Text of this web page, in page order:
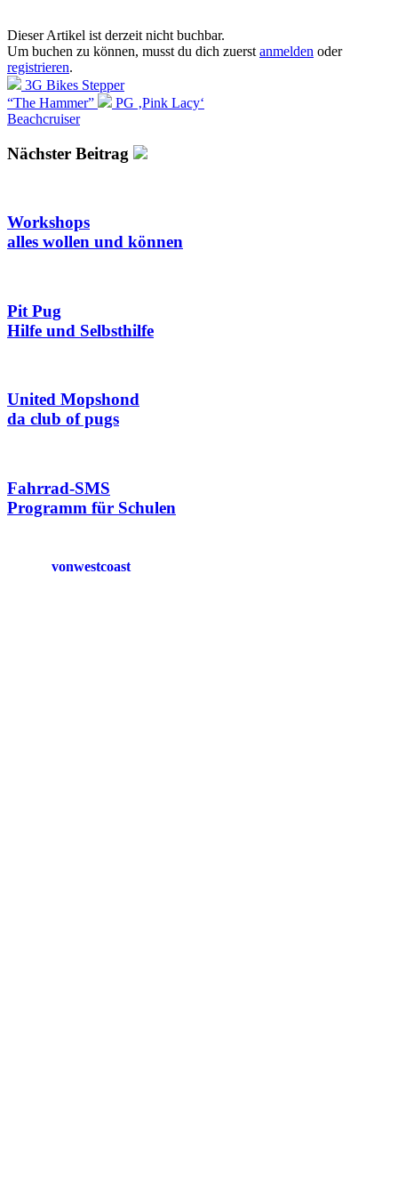
Dieser Artikel ist derzeit nicht buchbar.
Um buchen zu können, musst du dich zuerst anmelden oder
registrieren.
3G Bikes Stepper
“The Hammer”
PG ‚Pink Lacy‘
Beachcruiser
Nächster Beitrag
Workshops
alles wollen und können
Pit Pug
Hilfe und Selbsthilfe
United Mopshond
da club of pugs
Fahrrad-SMS
Programm für Schulen
vonwestcoast